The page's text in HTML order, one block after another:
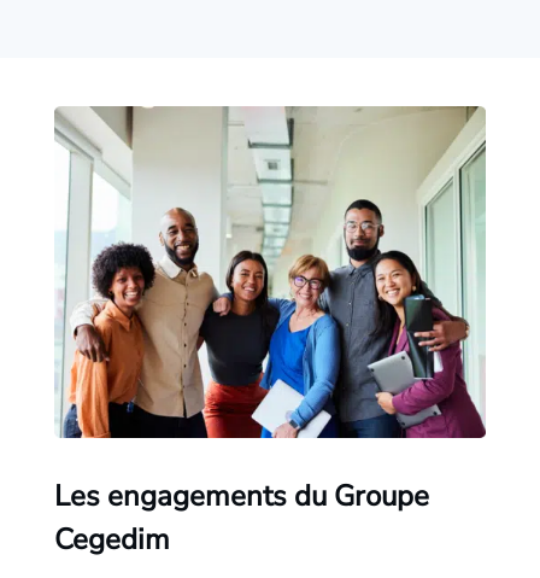
Les engagements du Groupe
Cegedim